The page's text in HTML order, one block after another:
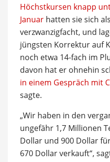
Höchstkursen knapp
Januarhatten sie sich
verzwanzigfacht, und
jüngsten Korrektur auf
noch etwa 14-fach im
davon hat er ohnehin
in einem Gespräch mit
sagte.
„Wir haben in den
ungefähr 1,7 Millionen
Dollar und 900 Dollar
670 Dollar verkauft“,